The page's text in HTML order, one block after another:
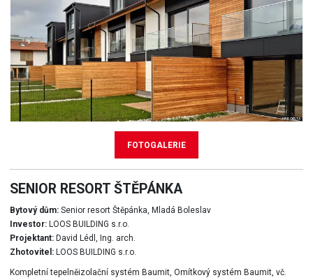
FOTOGALERIE
SENIOR RESORT ŠTĚPÁNKA
Bytový dům:Senior resort Štěpánka, Mladá Boleslav
Investor:LOOS BUILDING s.r.o.
Projektant:David Lédl, Ing. arch.
Zhotovitel:LOOS BUILDING s.r.o.
Kompletní tepelněizolační systém Baumit, Omítkový systém Baumit, vč.